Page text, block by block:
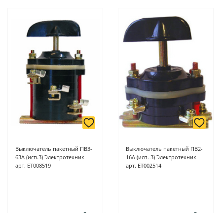
Выключатель пакетный ПВ3-
63А (исп.3) Электротехник
арт. ET008519
Выключатель пакетный ПВ2-
16А (исп. 3) Электротехник
арт. ET002514